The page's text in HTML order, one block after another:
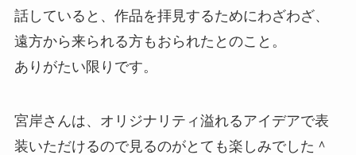
話していると、作品を拝見するためにわざわざ、
遠方から来られる方もおられたとのこと。
ありがたい限りです。
宮岸さんは、オリジナリティ溢れるアイデアで表
装いただけるので見るのがとても楽しみでした＾